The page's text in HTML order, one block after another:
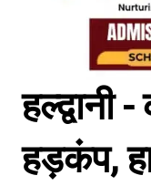
हड़कंप,